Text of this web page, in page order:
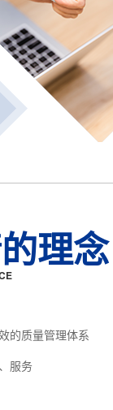
理念
的质量管理体系
服务